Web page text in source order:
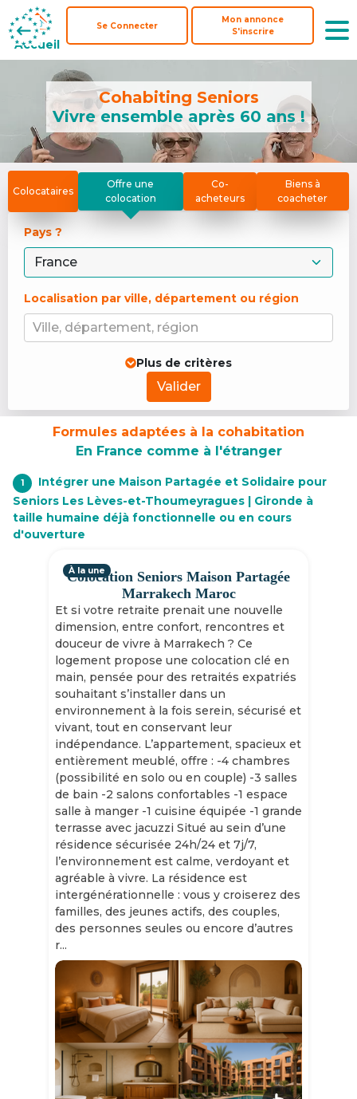
Accueil
Se Connecter
Mon annonce
S'inscrire
Accueil
Se Connecter
Mon annonce
S'inscrire
Cohabiting Seniors
Vivre ensemble après 60 ans !
Colocataires
Offre une
colocation
Co-
acheteurs
Biens à
coacheter
Pays ?
Localisation par ville, département ou région
Ville, département, région
Plus de critères
Valider
Formules adaptées à la cohabitation
En France comme à l'étranger
1
Intégrer une Maison Partagée et Solidaire pour
Seniors Les Lèves-et-Thoumeyragues | Gironde à
taille humaine déjà fonctionnelle ou en cours
d'ouverture
Colocation Seniors Maison Partagée
Marrakech Maroc
Et si votre retraite prenait une nouvelle
dimension, entre confort, rencontres et
douceur de vivre à Marrakech ? Ce
logement propose une colocation clé en
main, pensée pour des retraités expatriés
souhaitant s’installer dans un
environnement à la fois serein, sécurisé et
vivant, tout en conservant leur
indépendance. L’appartement, spacieux et
entièrement meublé, offre : -4 chambres
(possibilité en solo ou en couple) -3 salles
de bain -2 salons confortables -1 espace
salle à manger -1 cuisine équipée -1 grande
terrasse avec jacuzzi Situé au sein d’une
résidence sécurisée 24h/24 et 7j/7,
l’environnement est calme, verdoyant et
agréable à vivre. La résidence est
intergénérationnelle : vous y croiserez des
familles, des jeunes actifs, des couples,
des personnes seules ou encore d’autres
r...
À la une
Slide 1 of 11